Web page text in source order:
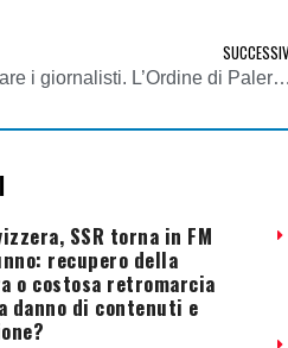
La mafia cerca di contattare i giornalisti. L’Ordine di Palermo chiede agli iscritti una dichiarazione di non appartenenza
SSR torna in FM
recupero della
o costosa retromarcia
danno di contenuti e